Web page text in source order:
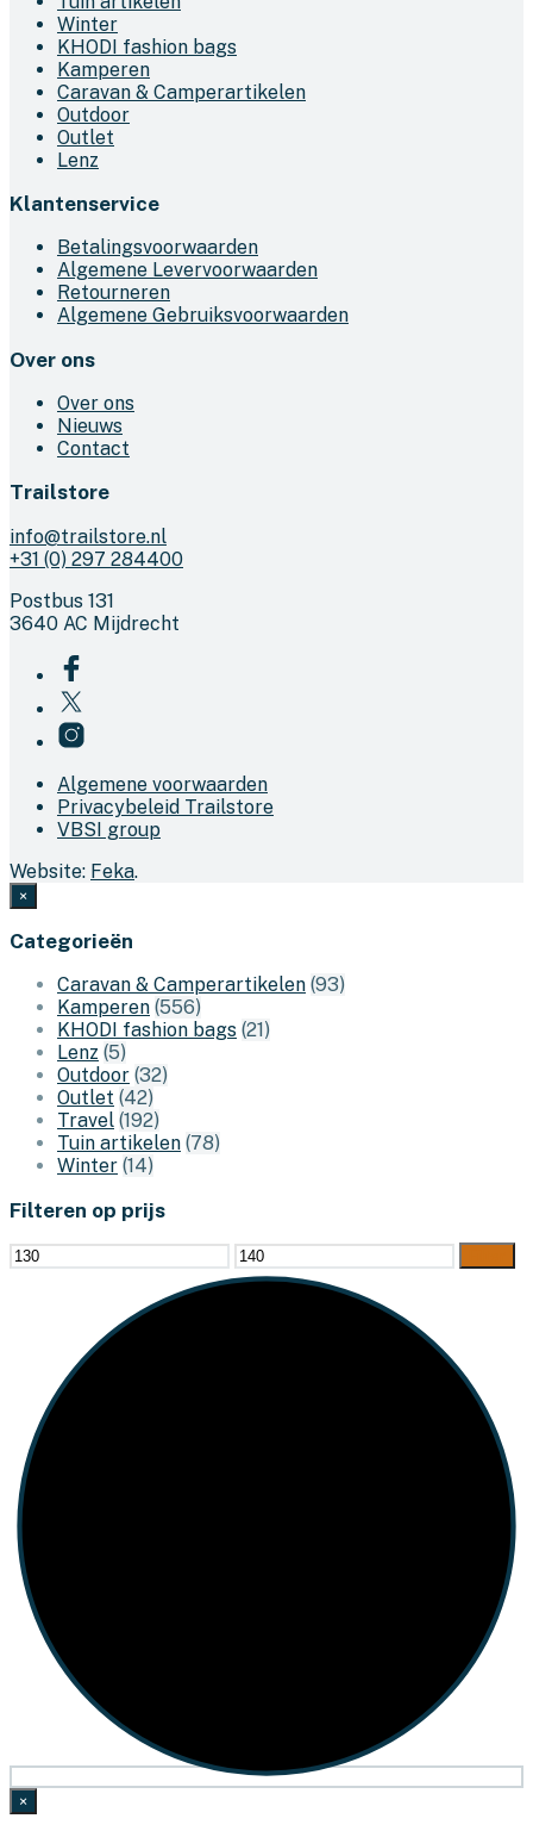
Winter
KHODI fashion bags
Kamperen
Caravan & Camperartikelen
Outdoor
Outlet
Lenz
Klantenservice
Betalingsvoorwaarden
Algemene Levervoorwaarden
Retourneren
Algemene Gebruiksvoorwaarden
Over ons
Over ons
Nieuws
Contact
Trailstore
info@trailstore.nl
+31 (0) 297 284400
Postbus 131
3640 AC Mijdrecht
Algemene voorwaarden
Privacybeleid Trailstore
VBSI group
Website: Feka.
×
Categorieën
Caravan & Camperartikelen (93)
Kamperen (556)
KHODI fashion bags (21)
Lenz (5)
Outdoor (32)
Outlet (42)
Travel (192)
Tuin artikelen (78)
Winter (14)
Filteren op prijs
Min.
prijs
Max.
prijs
×